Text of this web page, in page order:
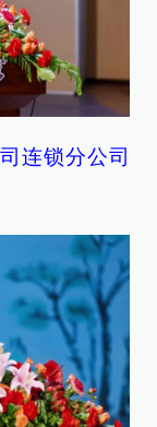
连锁分公司